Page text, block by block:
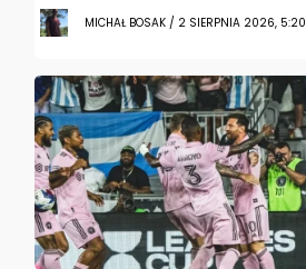
MICHAŁ BOSAK / 2 SIERPNIA 2026, 5:20